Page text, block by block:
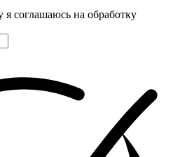
соглашаюсь на обработку